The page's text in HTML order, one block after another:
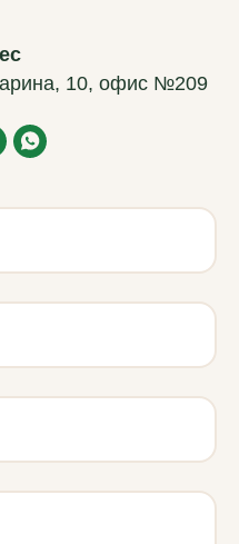
10, офис №209